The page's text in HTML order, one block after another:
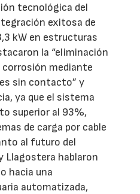
tecnológica del
exitosa de
kW en estructuras
la “eliminación
mediante
sin contacto” y
ya que el sistema
superior al 93%,
de carga por cable
al futuro del
Llagostera hablaron
hacia una
automatizada,